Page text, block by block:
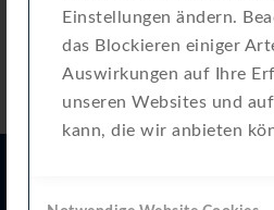
Einstellungen ändern.
das Blockieren einiger
Auswirkungen auf Ihre
unseren Websites und
kann, die wir anbieten